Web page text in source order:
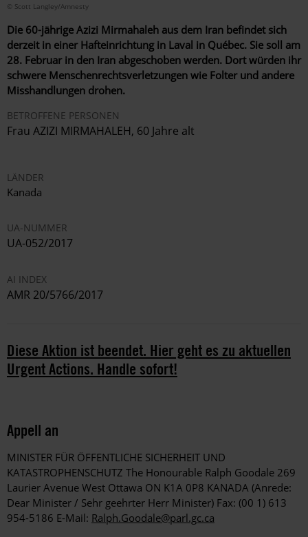
© Scott Langley/Amnesty
Die 60-jährige Azizi Mirmahaleh aus dem Iran befindet sich
derzeit in einer Hafteinrichtung in Laval in Québec. Sie soll am
28. Februar in den Iran abgeschoben werden. Dort würden ihr
schwere Menschenrechtsverletzungen wie Folter und andere
Misshandlungen drohen.
BETROFFENE PERSONEN
Frau AZIZI MIRMAHALEH, 60 Jahre alt
LÄNDER
Kanada
UA-NUMMER
UA-052/2017
AI INDEX
AMR 20/5766/2017
Diese Aktion ist beendet. Hier geht es zu aktuellen
Urgent Actions. Handle sofort!
Appell an
MINISTER FÜR ÖFFENTLICHE SICHERHEIT UND
KATASTROPHENSCHUTZ The Honourable Ralph Goodale 269
Laurier Avenue West Ottawa ON K1A 0P8 KANADA (Anrede:
Dear Minister / Sehr geehrter Herr Minister) Fax: (00 1) 613
954-5186 E-Mail: Ralph.Goodale@parl.gc.ca